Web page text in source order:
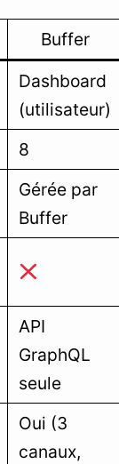
Buffer
Dashboard
(utilisateur)
8
Gérée par
Buffer
API
GraphQL
seule
Oui (3
canaux,